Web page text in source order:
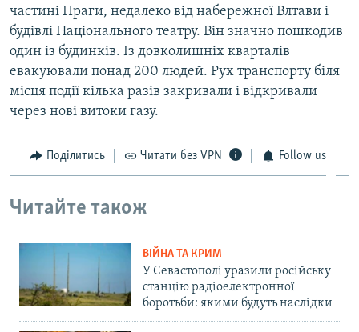
частині Праги, недалеко від набережної Влтави і
будівлі Національного театру. Він значно пошкодив
один із будинків. Із довколишніх кварталів
евакуювали понад 200 людей. Рух транспорту біля
місця події кілька разів закривали і відкривали
через нові витоки газу.
Поділитись Читати без VPN Follow us
Читайте також
ВІЙНА ТА КРИМ
У Севастополі уразили російську
станцію радіоелектронної
боротьби: якими будуть наслідки